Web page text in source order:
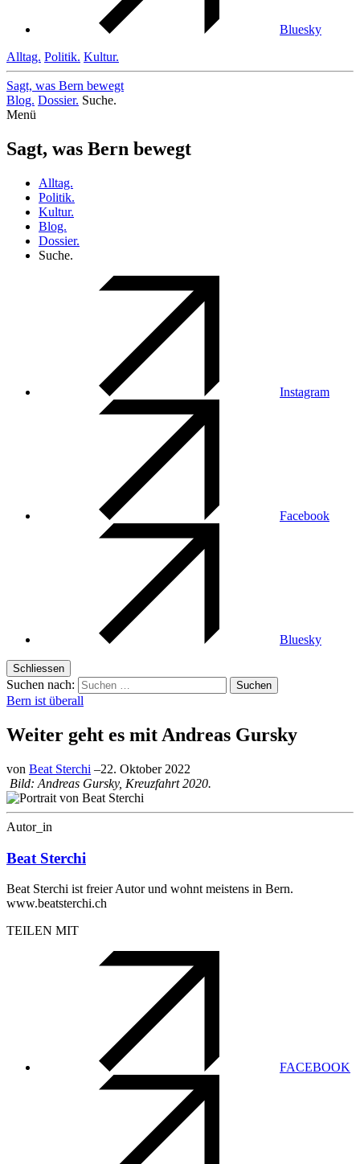
Bluesky
Alltag. Politik. Kultur.
Sagt, was Bern bewegt
Blog. Dossier. Suche.
Menü
Sagt, was Bern bewegt
Alltag.
Politik.
Kultur.
Blog.
Dossier.
Suche.
Instagram
Facebook
Bluesky
Schliessen
Suchen nach:
Bern ist überall
Weiter geht es mit Andreas Gursky
von Beat Sterchi –22. Oktober 2022
Bild: Andreas Gursky, Kreuzfahrt 2020.
Autor_in
Beat Sterchi
Beat Sterchi ist freier Autor und wohnt meistens in Bern.
www.beatsterchi.ch
TEILEN MIT
FACEBOOK